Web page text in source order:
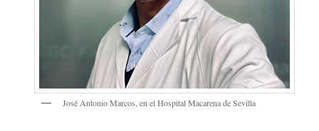
José Antonio Marcos, en el Hospital Macarena de Sevilla